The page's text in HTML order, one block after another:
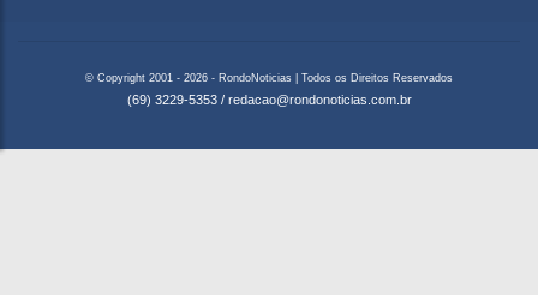
© Copyright 2001 - 2026 - RondoNoticias | Todos os Direitos Reservados
(69) 3229-5353 / redacao@rondonoticias.com.br